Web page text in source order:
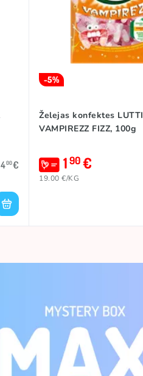
400€
-5%
Želejas konfektes LUTTI
VAMPIREZZ FIZZ, 100g
190€
19.00 €/KG